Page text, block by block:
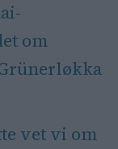
om
vet vi om